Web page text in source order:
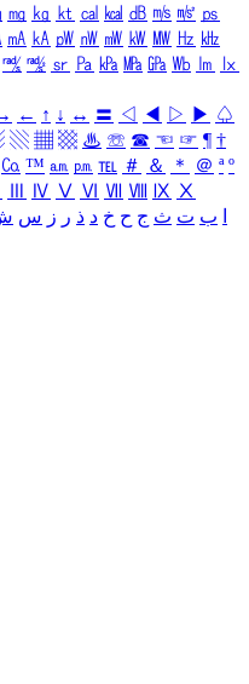
㎎ ㎏ ㏏ ㎈ ㎉ ㏈ ㎧ ㎨ ㎰
㎃ ㎄ ㎺ ㎻ ㎽ ㎾ ㎿ ㎐ ㎑
㎮ ㎯ ㏛ ㎩ ㎪ ㎫ ㎬ ㏝ ㏐
㏓
← ↑ ↓ ↔ 〓 ◁ ◀ ▷ ▶ ♤
▧ ▦ ▩ ♨ ☏ ☎ ☜ ☞ ¶ †
㏇ ™ ㏂ ㏘ ℡ ＃ ＆ ＊ ＠ ª º
Ⅳ Ⅴ Ⅵ Ⅶ Ⅷ Ⅸ Ⅹ
ب ت ث ج ح خ د ذ ر ز س